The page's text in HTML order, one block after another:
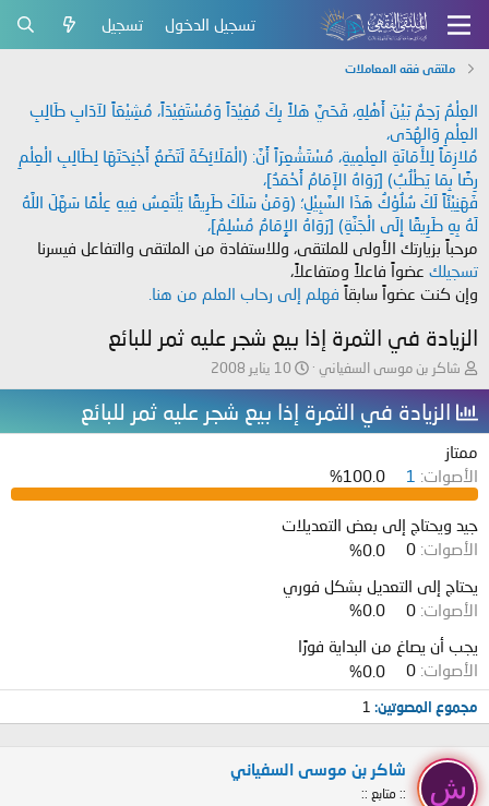
تسجيل الدخول تسجيل
ملتقى فقه المعاملات
العِلْمُ رَحِمٌ بَيْنَ أَهْلِهِ، فَحَيَّ هَلاً بِكَ مُفِيْدَاً وَمُسْتَفِيْدَاً، مُشِيْعَاً لآدَابِ طَالِبِ
العِلْمِ وَالهُدَى،
مُلازِمَاً لِلأَمَانَةِ العِلْمِيةِ، مُسْتَشْعِرَاً أَنَّ: (الْمَلَائِكَةَ لَتَضَعُ أَجْنِحَتَهَا لِطَالِبِ الْعِلْمِ
رِضًا بِمَا يَطْلُبُ) [رَوَاهُ الإَمَامُ أَحْمَدُ]،
فَهَنِيْئَاً لَكَ سُلُوْكُ هَذَا السَّبِيْلِ؛ (وَمَنْ سَلَكَ طَرِيقًا يَلْتَمِسُ فِيهِ عِلْمًا سَهَّلَ اللَّهُ
لَهُ بِهِ طَرِيقًا إِلَى الْجَنَّةِ) [رَوَاهُ الإِمَامُ مُسْلِمٌ]،
مرحباً بزيارتك الأولى للملتقى، وللاستفادة من الملتقى والتفاعل فيسرنا
تسجيلك عضواً فاعلاً ومتفاعلاً،
وإن كنت عضواً سابقاً فهلم إلى رحاب العلم من هنا.
الزيادة في الثمرة إذا بيع شجر عليه ثمر للبائع
ب
ا
د
ئ
م
و
ض
شاكر بن موسى السفياني
ت
ا
ر
ي
ل
ب
د
10 يناير 2008
الزيادة في الثمرة إذا بيع شجر عليه ثمر للبائع
ممتاز
الأصوات:
100.0%
جيد ويحتاج إلى بعض التعديلات
الأصوات:
0.0%
يحتاج إلى التعديل بشكل فوري
الأصوات:
0.0%
يجب أن يصاغ من البداية فورًا
الأصوات:
0.0%
مجموع المصوتين 1
ش
شاكر بن موسى السفياني
:: متابع ::